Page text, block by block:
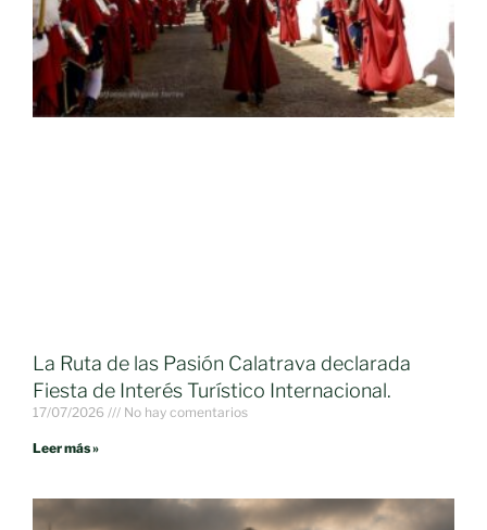
La Ruta de las Pasión Calatrava declarada
Fiesta de Interés Turístico Internacional.
17/07/2026 No hay comentarios
Leer más »